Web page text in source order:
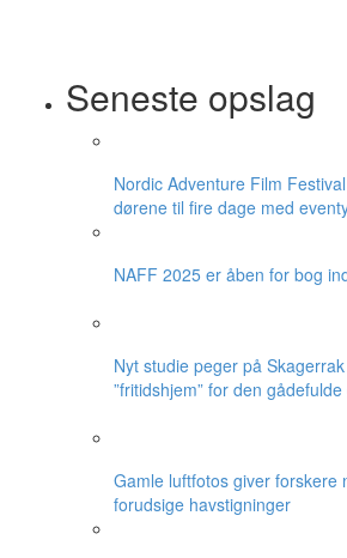
Seneste opslag
Nordic Adventure Film
dørene til fire dage med
NAFF 2025 er åben for bog
Nyt studie peger på
”fritidshjem” for den
Gamle luftfotos giver forskere
forudsige havstigninger